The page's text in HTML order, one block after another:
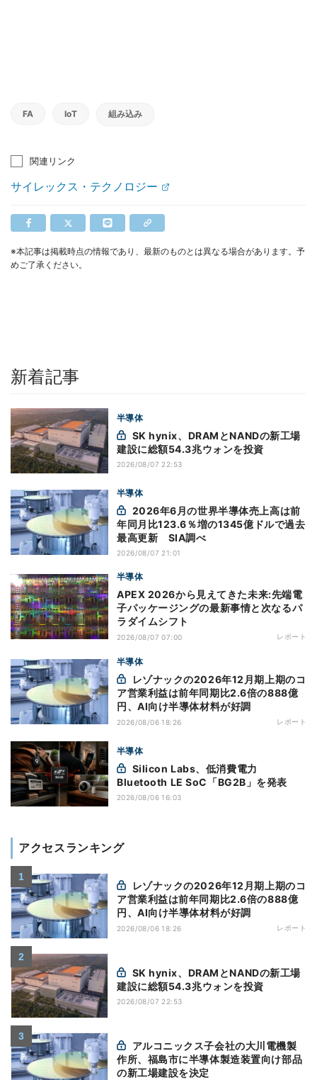
FA IoT 組み込み
関連リンク
サイレックス・テクノロジー
※本記事は掲載時点の情報であり、最新のものとは異なる場合があります。予
めご了承ください。
新着記事
半導体
建設に総額54.3兆ウォンを投資
2026/08/07 22:53
半導体
年同月比123.6％増の1345億ドルで過去
最高更新 SIA調べ
2026/08/07 21:01
半導体
APEX 2026から見えてきた未来:先端電
子パッケージングの最新事情と次なるパ
ラダイムシフト
2026/08/07 07:00 レポート
半導体
ア営業利益は前年同期比2.6倍の888億
円、AI向け半導体材料が好調
2026/08/06 18:26 レポート
半導体
Bluetooth LE SoC「BG2B」を発表
2026/08/06 16:03
アクセスランキング
ア営業利益は前年同期比2.6倍の888億
円、AI向け半導体材料が好調
2026/08/06 18:26 レポート
建設に総額54.3兆ウォンを投資
2026/08/07 22:53
作所、福島市に半導体製造装置向け部品
の新工場建設を決定